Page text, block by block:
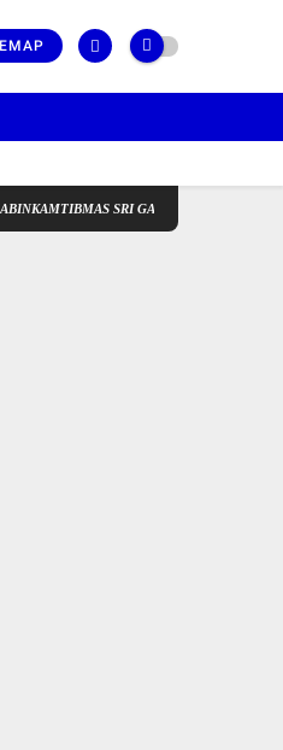
SRI GADING KAWAL SIAP ANTAR